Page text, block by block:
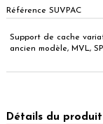
Référence SUVPAC
Support de cache
ancien modèle, MVL, SP
Détails du produit